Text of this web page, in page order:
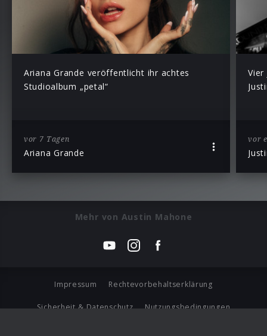
Ariana Grande veröffentlicht ihr achtes
Studioalbum „petal“
vor 7 Tagen
Ariana Grande
vor
Mehr von Austin Mahone
Impressum Rechtevorbehaltserklärung
Sicherheit & Datenschutz Nutzungsbedingungen